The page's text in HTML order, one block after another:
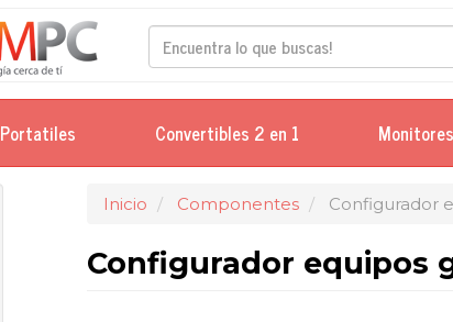
Portatiles Convertibles 2 en 1 Monitores
Inicio Componentes Configurador
Configurador equipos